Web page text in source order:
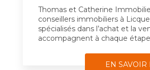
Thomas et Catherine
conseillers immobiliers à
spécialisés dans l’achat et la
accompagnent à chaque étape
EN SAVOIR